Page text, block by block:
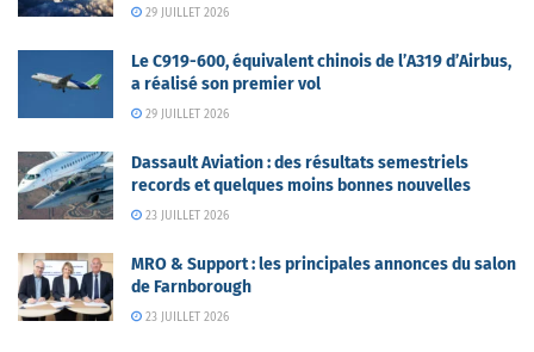
29 JUILLET 2026
Le C919-600, équivalent chinois de l’A319 d’Airbus,
a réalisé son premier vol
29 JUILLET 2026
Dassault Aviation : des résultats semestriels
records et quelques moins bonnes nouvelles
23 JUILLET 2026
MRO & Support : les principales annonces du salon
de Farnborough
23 JUILLET 2026